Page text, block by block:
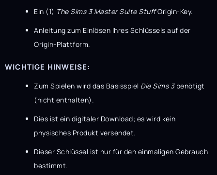
Ein (1) The Sims 3 Master Suite StuffOrigin-Key.
Anleitung zum Einlösen Ihres Schlüssels auf der
Origin-Plattform.
WICHTIGE HINWEISE:
Zum Spielen wird das Basisspiel Die Sims 3benötigt
(nicht enthalten).
Dies ist ein digitaler Download; es wird kein
physisches Produkt versendet.
Dieser Schlüssel ist nur für den einmaligen Gebrauch
bestimmt.